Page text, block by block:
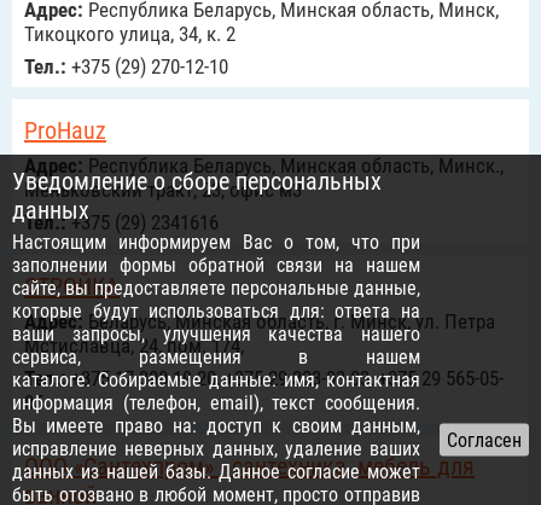
Адрес: Республика Беларусь, Минская область, Минск,
Тикоцкого улица, 34, к. 2
Тел.: +375 (29) 270-12-10
ProHauz
Адрес: Республика Беларусь, Минская область, Минск.,
Меньковский тракт, 23, офис м3
Тел.:+375 (29) 2341616
СТРОЙКА
Адрес: Беларусь, Минская область, г. Минск, ул. Петра
Мстиславца, 24, пом. 174,
Тел.:+375 17 300-19-20, +375 29 323-03-03, +375 29 565-05-
05
ООО «Сантехпром» - сантехника, мебель для
ванной
Уведомление о сборе персональных
данных
Настоящим информируем Вас о том, что при
заполнении формы обратной связи на нашем
сайте, вы предоставляете персональные данные,
которые будут использоваться для: ответа на
ваши запросы, улучшения качества нашего
сервиса, размещения в нашем
каталоге. Собираемые данные: имя, контактная
информация (телефон, email), текст сообщения.
Вы имеете право на: доступ к своим данным,
исправление неверных данных, удаление ваших
данных из нашей базы. Данное согласие может
быть отозвано в любой момент, просто отправив